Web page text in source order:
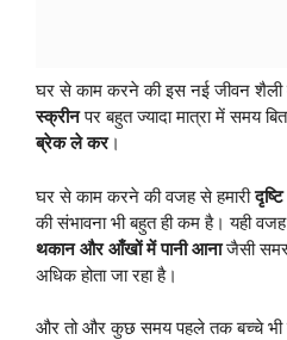
घर से काम करने की इस नई जीवन शैली
स्क्रीनपर बहुत ज्यादा मात्रा में समय
ब्रेक ले कर।
घर से काम करने की वजह से हमारी
की संभावना भी बहुत ही कम है। यही
थकान और आँखों में पानी आनाजैसी
अधिक होता जा रहा है।
और तो और कुछ समय पहले तक बच्चे